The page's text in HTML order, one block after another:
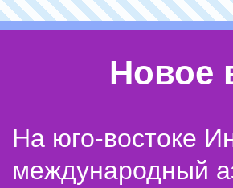
Новое
На юго-востоке
международный